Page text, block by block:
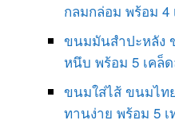
กลมกล่อม พร้อม
ขนมมันสำปะหลัง
หนึบ พร้อม 5 เคล็
ขนมใส่ไส้ ขนมไท
ทานง่าย พร้อม 5